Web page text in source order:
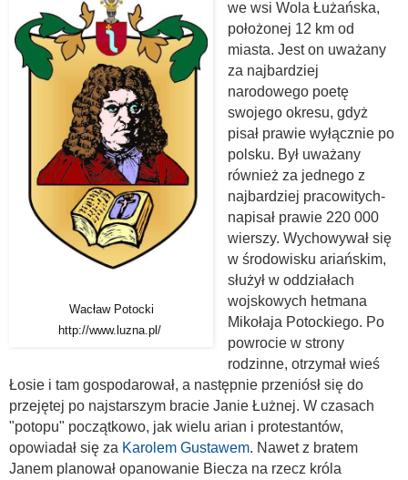
Wacław Potocki
http://www.luzna.pl/
we wsi Wola Łużańska,
położonej 12 km od
miasta. Jest on uważany
za najbardziej
narodowego poetę
swojego okresu, gdyż
pisał prawie wyłącznie po
polsku. Był uważany
również za jednego z
najbardziej pracowitych-
napisał prawie 220 000
wierszy. Wychowywał się
w środowisku ariańskim,
służył w oddziałach
wojskowych hetmana
Mikołaja Potockiego. Po
powrocie w strony
rodzinne, otrzymał wieś
Łosie i tam gospodarował, a następnie przeniósł się do
przejętej po najstarszym bracie Janie Łużnej. W czasach
"potopu" początkowo, jak wielu arian i protestantów,
opowiadał się za Karolem Gustawem. Nawet z bratem
Janem planował opanowanie Biecza na rzecz króla